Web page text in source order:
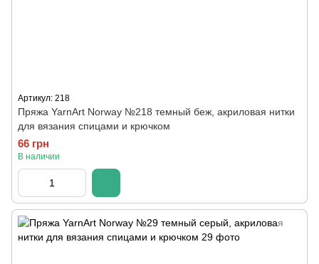
Артикул: 218
Пряжа YarnArt Norway №218 темный беж, акриловая нитки
для вязания спицами и крючком
66 грн
В наличии